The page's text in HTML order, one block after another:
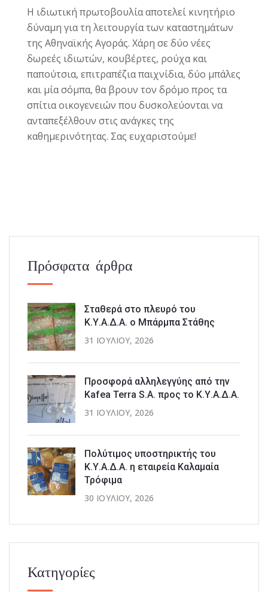
Η ιδιωτική πρωτοβουλία αποτελεί κινητήριο
δύναμη για τη λειτουργία των καταστημάτων
της Αθηναϊκής Αγοράς. Χάρη σε δύο νέες
δωρεές ιδιωτών, κουβέρτες, ρούχα και
παπούτσια, επιτραπέζια παιχνίδια, δύο μπάλες
και μία σόμπα, θα βρουν τον δρόμο προς τα
σπίτια οικογενειών που δυσκολεύονται να
ανταπεξέλθουν στις ανάγκες της
καθημερινότητας. Σας ευχαριστούμε!
Πρόσφατα άρθρα
Σταθερά στο πλευρό του
Κ.Υ.Α.Δ.Α. ο Μπάρμπα Στάθης
31 ΙΟΥΛΊΟΥ, 2026
Προσφορά αλληλεγγύης από την
Kafea Terra S.A. προς το Κ.Υ.Α.Δ.Α.
31 ΙΟΥΛΊΟΥ, 2026
Πολύτιμος υποστηρικτής του
Κ.Υ.Α.Δ.Α. η εταιρεία Καλαμαία
Τρόφιμα
30 ΙΟΥΛΊΟΥ, 2026
Κατηγορίες